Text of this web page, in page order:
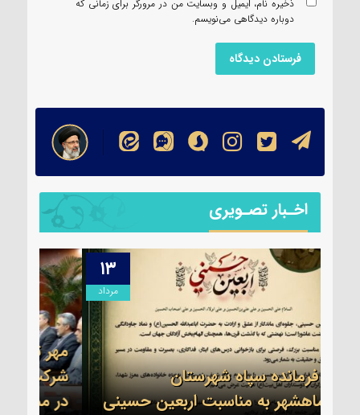
ذخیره نام، ایمیل و وبسایت من در مرورگر برای زمانی که
دوباره دیدگاهی می‌نویسم.
اخـبار تصـویری
۳۱
تیر
مهر تأیید SGS بر استانداردهای جهانیِ
شرکت عملیات اکتشاف نفت؛ موفقیت
در ممیزی سیستم مدیریت یکپارچه